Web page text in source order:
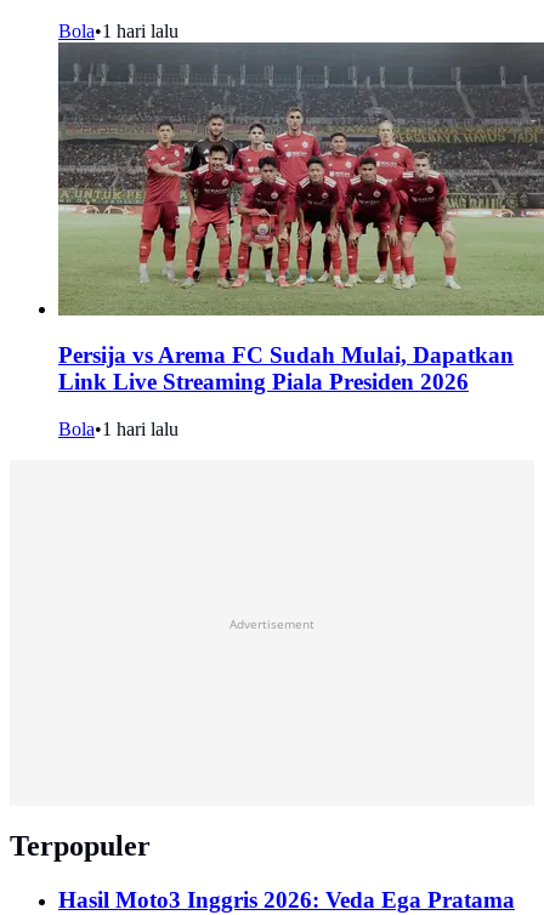
Bola•1 hari lalu
Persija vs Arema FC Sudah Mulai, Dapatkan
Link Live Streaming Piala Presiden 2026
Bola•1 hari lalu
Advertisement
Terpopuler
Hasil Moto3 Inggris 2026: Veda Ega Pratama